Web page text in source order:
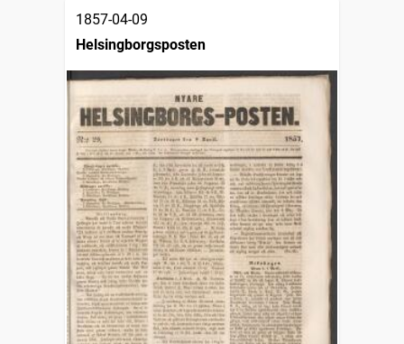
1857-04-09
Helsingborgsposten